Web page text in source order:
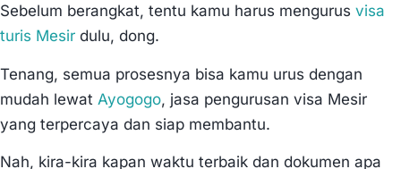
Sebelum berangkat, tentu kamu harus mengurus visa
turis Mesir dulu, dong.
Tenang, semua prosesnya bisa kamu urus dengan
mudah lewat Ayogogo, jasa pengurusan visa Mesir
yang terpercaya dan siap membantu.
Nah, kira-kira kapan waktu terbaik dan dokumen apa